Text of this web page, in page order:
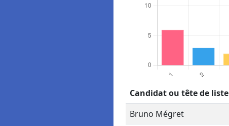
Candidat ou tête de liste
Bruno Mégret